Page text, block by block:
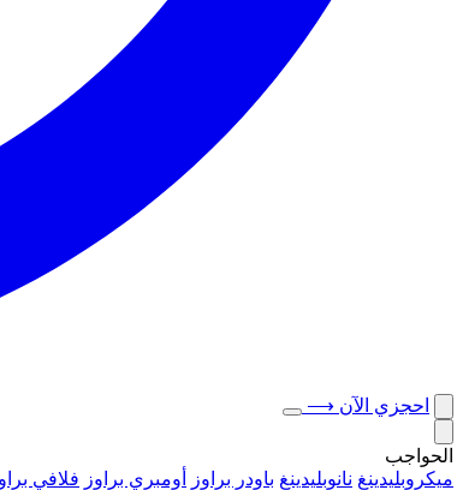
احجزي الآن ⟶
الحواجب
ميكروبلیدينغ نانوبليدينغ باودر براوز أومبري براوز فلافي